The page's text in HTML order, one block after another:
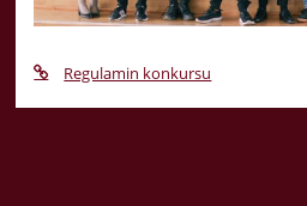
Regulamin konkursu